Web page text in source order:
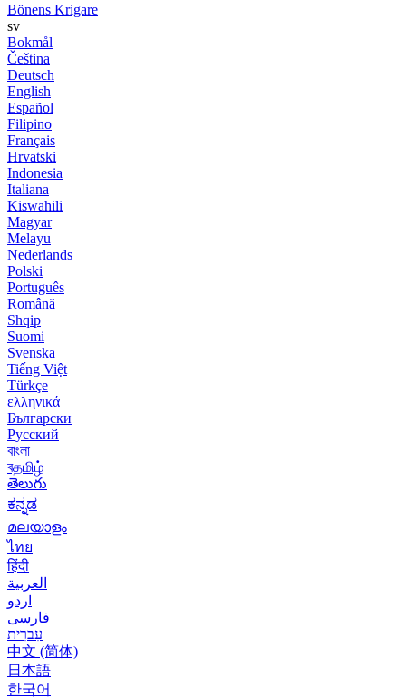
Bönens Krigare
sv
Bokmål
Čeština
Deutsch
English
Español
Filipino
Français
Hrvatski
Indonesia
Italiana
Kiswahili
Magyar
Melayu
Nederlands
Polski
Português
Română
Shqip
Suomi
Svenska
Tiếng Việt
Türkçe
ελληνικά
Български
Русский
বাংলা
বதமிழ்
తెలుగు
ಕನ್ನಡ
മലയാളം
ไทย
हिंदी
العربية
اردو
فارسی
עִברִית
中文 (简体)
日本語
한국어